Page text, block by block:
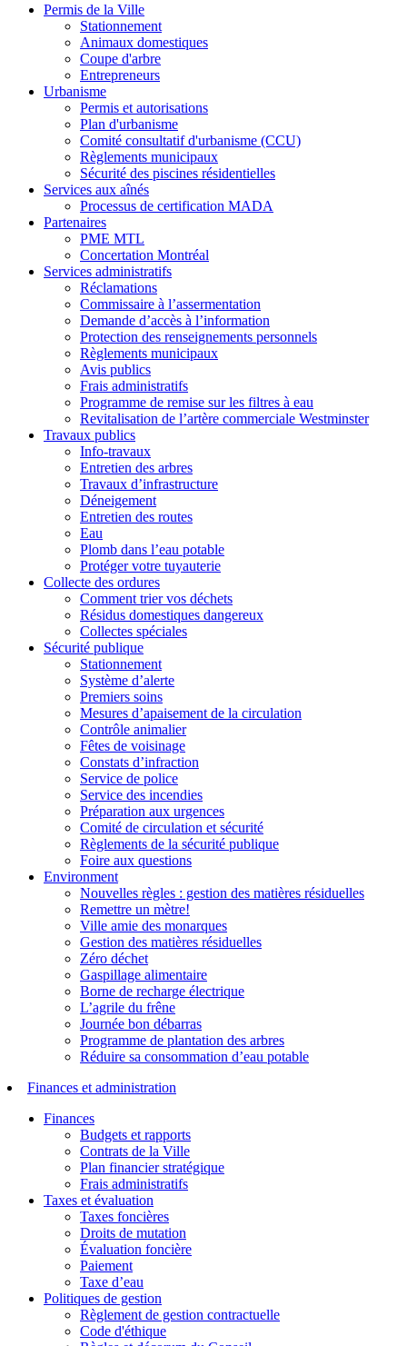
Permis de la Ville
Stationnement
Animaux domestiques
Coupe d'arbre
Entrepreneurs
Urbanisme
Permis et autorisations
Plan d'urbanisme
Comité consultatif d'urbanisme (CCU)
Règlements municipaux
Sécurité des piscines résidentielles
Services aux aînés
Processus de certification MADA
Partenaires
PME MTL
Concertation Montréal
Services administratifs
Réclamations
Commissaire à l’assermentation
Demande d’accès à l’information
Protection des renseignements personnels
Règlements municipaux
Avis publics
Frais administratifs
Programme de remise sur les filtres à eau
Revitalisation de l’artère commerciale Westminster
Travaux publics
Info-travaux
Entretien des arbres
Travaux d’infrastructure
Déneigement
Entretien des routes
Eau
Plomb dans l’eau potable
Protéger votre tuyauterie
Collecte des ordures
Comment trier vos déchets
Résidus domestiques dangereux
Collectes spéciales
Sécurité publique
Stationnement
Système d’alerte
Premiers soins
Mesures d’apaisement de la circulation
Contrôle animalier
Fêtes de voisinage
Constats d’infraction
Service de police
Service des incendies
Préparation aux urgences
Comité de circulation et sécurité
Règlements de la sécurité publique
Foire aux questions
Environment
Nouvelles règles : gestion des matières résiduelles
Remettre un mètre!
Ville amie des monarques
Gestion des matières résiduelles
Zéro déchet
Gaspillage alimentaire
Borne de recharge électrique
L’agrile du frêne
Journée bon débarras
Programme de plantation des arbres
Réduire sa consommation d’eau potable
Finances et administration
Finances
Budgets et rapports
Contrats de la Ville
Plan financier stratégique
Frais administratifs
Taxes et évaluation
Taxes foncières
Droits de mutation
Évaluation foncière
Paiement
Taxe d’eau
Politiques de gestion
Règlement de gestion contractuelle
Code d'éthique